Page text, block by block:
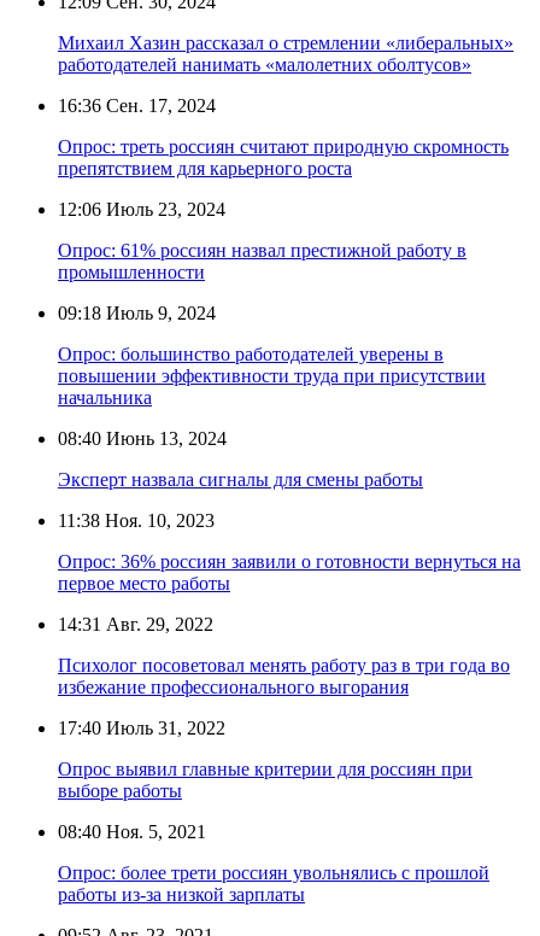
Михаил Хазин рассказал о стремлении «либеральных»
работодателей нанимать «малолетних оболтусов»
16:36 Сен. 17, 2024
Опрос: треть россиян считают природную скромность
препятствием для карьерного роста
12:06 Июль 23, 2024
Опрос: 61% россиян назвал престижной работу в
промышленности
09:18 Июль 9, 2024
Опрос: большинство работодателей уверены в
повышении эффективности труда при присутствии
начальника
08:40 Июнь 13, 2024
Эксперт назвала сигналы для смены работы
11:38 Ноя. 10, 2023
Опрос: 36% россиян заявили о готовности вернуться на
первое место работы
14:31 Авг. 29, 2022
Психолог посоветовал менять работу раз в три года во
избежание профессионального выгорания
17:40 Июль 31, 2022
Опрос выявил главные критерии для россиян при
выборе работы
08:40 Ноя. 5, 2021
Опрос: более трети россиян увольнялись с прошлой
работы из-за низкой зарплаты